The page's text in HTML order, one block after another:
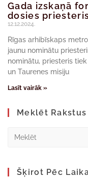
Gada izskaņā
dosies
12.12.2024.
Rīgas arhibīskaps
jaunu nominātu
nominātu, priesteris
un Taurenes misiju
Lasīt vairāk »
Meklēt Rakstus
Šķirot Pēc